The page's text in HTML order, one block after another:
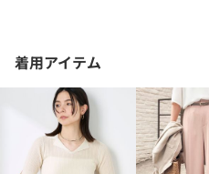
着用アイテム